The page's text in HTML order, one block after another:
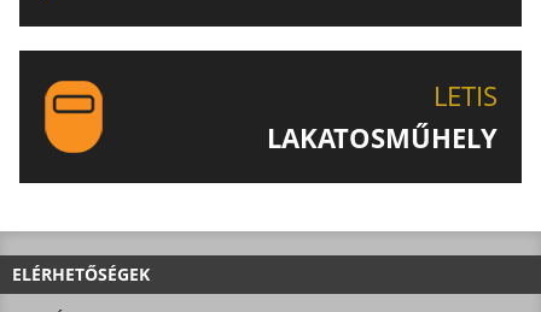
LETIS
LAKATOSMŰHELY
ELÉRHETŐSÉGEK